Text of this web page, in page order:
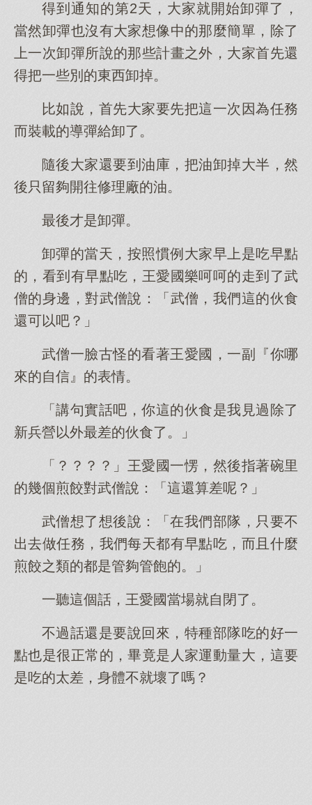
得到通知的第2天，大家就開始卸彈了，
當然卸彈也沒有大家想像中的那麼簡單，除了
上一次卸彈所說的那些計畫之外，大家首先還
得把一些別的東西卸掉。
比如說，首先大家要先把這一次因為任務
而裝載的導彈給卸了。
隨後大家還要到油庫，把油卸掉大半，然
後只留夠開往修理廠的油。
最後才是卸彈。
卸彈的當天，按照慣例大家早上是吃早點
的，看到有早點吃，王愛國樂呵呵的走到了武
僧的身邊，對武僧說：「武僧，我們這的伙食
還可以吧？」
武僧一臉古怪的看著王愛國，一副『你哪
來的自信』的表情。
「講句實話吧，你這的伙食是我見過除了
新兵營以外最差的伙食了。」
「？？？？」王愛國一愣，然後指著碗里
的幾個煎餃對武僧說：「這還算差呢？」
武僧想了想後說：「在我們部隊，只要不
出去做任務，我們每天都有早點吃，而且什麼
煎餃之類的都是管夠管飽的。」
一聽這個話，王愛國當場就自閉了。
不過話還是要說回來，特種部隊吃的好一
點也是很正常的，畢竟是人家運動量大，這要
是吃的太差，身體不就壞了嗎？